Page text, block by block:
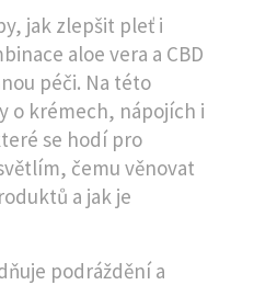
jak zlepšit pleť i
aloe vera a CBD
péči. Na této
o krémech, nápojích i
se hodí pro
čemu věnovat
a jak je
podráždění a